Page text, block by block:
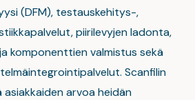
(DFM), testauskehitys-,
piirilevyjen ladonta,
komponenttien valmistus sekä
Scanfilin
arvoa heidän